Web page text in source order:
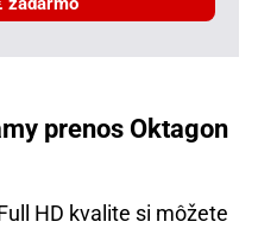
prenos Oktagon
HD kvalite si môžete